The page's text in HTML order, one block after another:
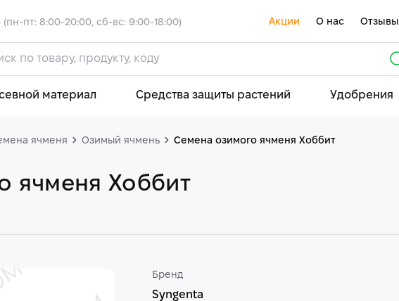
(пн-пт: 8:00-20:00, сб-вс: 9:00-18:00) Акции О нас Отзывы
материал Средства защиты растений Удобрения
ячменя Озимый ячмень Семена озимого ячменя Хоббит
ячменя Хоббит
Бренд
Syngenta